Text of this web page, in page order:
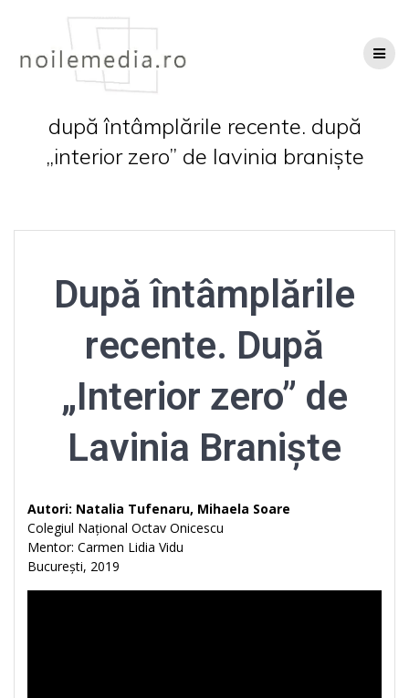
după întâmplările recente. după
„interior zero” de lavinia braniște
După întâmplările
recente. După
„Interior zero” de
Lavinia Braniște
Autori: Natalia Tufenaru, Mihaela Soare
Colegiul Național Octav Onicescu
Mentor: Carmen Lidia Vidu
București, 2019